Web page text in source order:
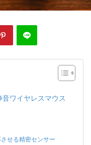
音ワイヤレスマウス
せる精密センサー